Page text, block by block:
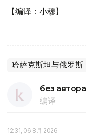
【编译：小穆】
哈萨克斯坦与俄罗斯
без автора
编译
12:31, 06 8月 2026